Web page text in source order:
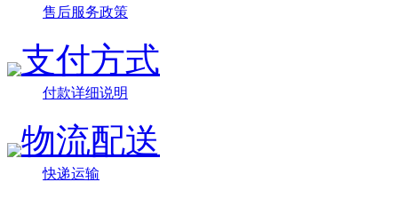
售后服务政策
支付方式
付款详细说明
物流配送
快递运输